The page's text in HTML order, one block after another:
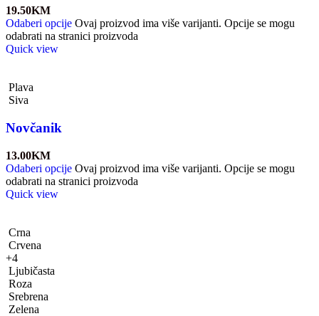
19.50KM
Odaberi opcije Ovaj proizvod ima više varijanti. Opcije se mogu
odabrati na stranici proizvoda
Quick view
Plava
Siva
Novčanik
13.00KM
Odaberi opcije Ovaj proizvod ima više varijanti. Opcije se mogu
odabrati na stranici proizvoda
Quick view
Crna
Crvena
+4
Ljubičasta
Roza
Srebrena
Zelena